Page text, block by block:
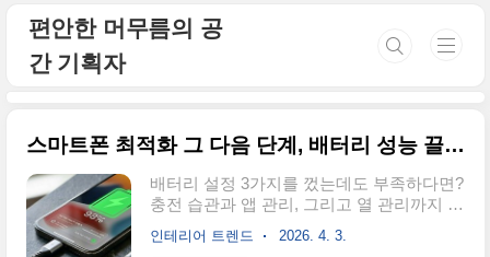
편안한 머무름의 공
간 기획자
스마트폰 최적화 그 다음 단계, 배터리 성능 끌어올리는 방법
배터리 설정 3가지를 껐는데도 부족하다면?
충전 습관과 앱 관리, 그리고 열 관리까지 챙
겨야 배터리가 오래 삽니다. 1. 핵심 수치 먼
저 체크하기항목수치설명이상적인 충전 구
인테리어 트렌드 2026. 4. 3.